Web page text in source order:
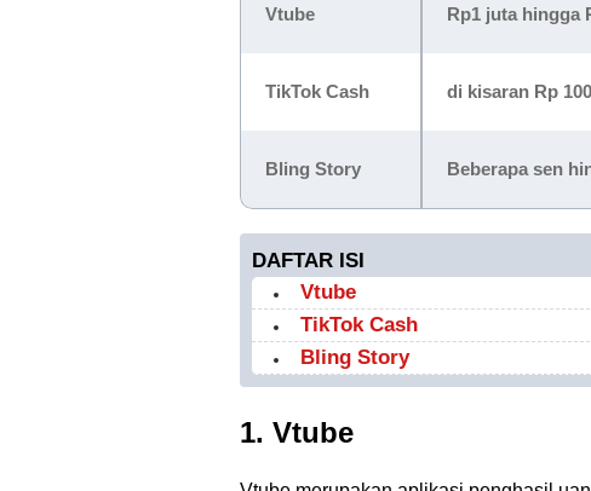
Vtube Rp1 juta hingga
TikTok Cash di kisaran Rp
Bling Story Beberapa sen
DAFTAR ISI
Vtube
TikTok Cash
Bling Story
1. Vtube